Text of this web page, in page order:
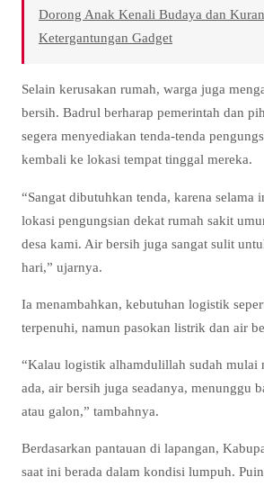
Dorong Anak Kenali Budaya dan
Ketergantungan Gadget
Selain kerusakan rumah, warga juga
bersih. Badrul berharap pemerintah dan
segera menyediakan tenda-tenda
kembali ke lokasi tempat tinggal mereka.
“Sangat dibutuhkan tenda, karena selama
lokasi pengungsian dekat rumah sakit
desa kami. Air bersih juga sangat sulit
hari,” ujarnya.
Ia menambahkan, kebutuhan logistik
terpenuhi, namun pasokan listrik dan air
“Kalau logistik alhamdulillah sudah mulai
ada, air bersih juga seadanya, menunggu
atau galon,” tambahnya.
Berdasarkan pantauan di lapangan,
saat ini berada dalam kondisi lumpuh.